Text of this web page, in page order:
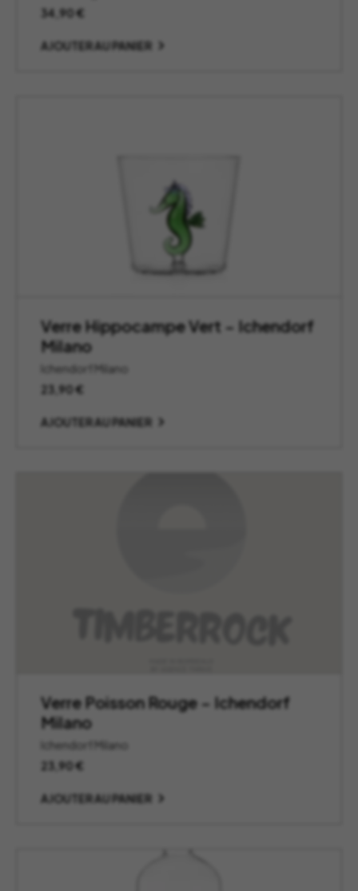
34,90€
AJOUTER AU PANIER
Verre Hippocampe Vert – Ichendorf
Milano
Ichendorf Milano
23,90€
AJOUTER AU PANIER
Verre Poisson Rouge – Ichendorf
Milano
Ichendorf Milano
23,90€
AJOUTER AU PANIER